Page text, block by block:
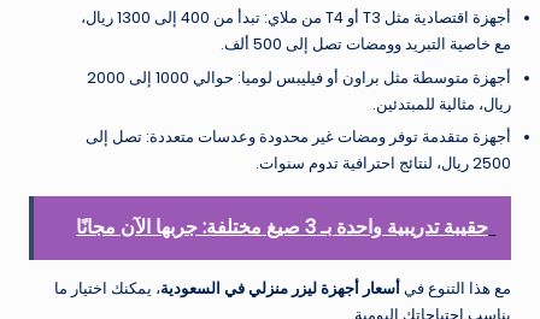
أجهزة اقتصادية مثل T3 أو T4 من ملاي: تبدأ من 400 إلى 1300 ريال،
مع خاصية التبريد وومضات تصل إلى 500 ألف.
أجهزة متوسطة مثل براون أو فيليبس لوميا: حوالي 1000 إلى 2000
ريال، مثالية للمبتدئين.
أجهزة متقدمة توفر ومضات غير محدودة وعدسات متعددة: تصل إلى
2500 ريال، لنتائج احترافية تدوم سنوات.
حقيبة تدريبية واحدة بـ 3 صيغ مختلفة: جربها الآن مجانًا
مع هذا التنوع فيأسعار أجهزة ليزر منزلي في السعودية، يمكنك اختيار ما
يناسب احتياجاتك اليومية.